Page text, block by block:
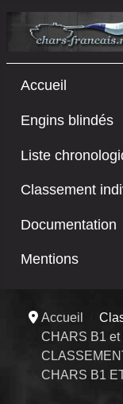
Accueil
Engins blindés
Liste
Classement
Documentation
Mentions
Accueil
CHARS B1 et
CHARS B1